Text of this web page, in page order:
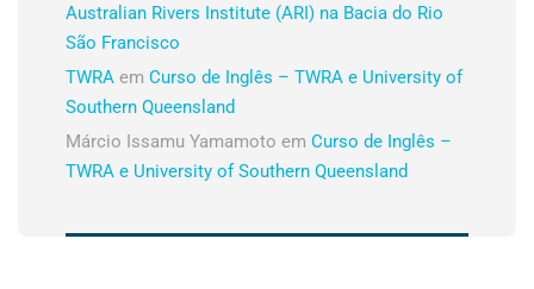
Australian Rivers Institute (ARI) na Bacia do Rio
São Francisco
TWRA em Curso de Inglês – TWRA e University of
Southern Queensland
Márcio Issamu Yamamoto em Curso de Inglês –
TWRA e University of Southern Queensland